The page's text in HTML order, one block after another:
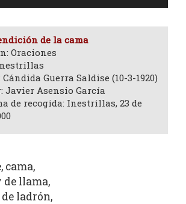
de la cama
Oraciones
Guerra Saldise (10-3-1920)
Javier Asensio García
de recogida: Inestrillas, 23 de
cama,
de llama,
ladrón,